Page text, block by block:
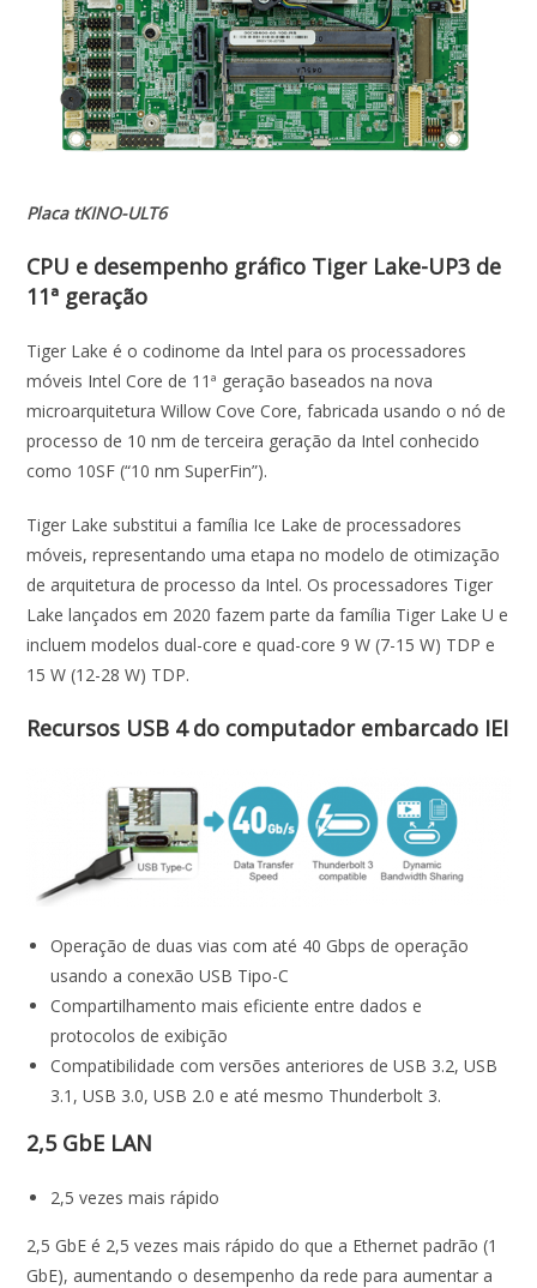
Placa tKINO-ULT6
CPU e desempenho gráfico Tiger Lake-UP3 de
11ª geração
Tiger Lake é o codinome da Intel para os processadores
móveis Intel Core de 11ª geração baseados na nova
microarquitetura Willow Cove Core, fabricada usando o nó de
processo de 10 nm de terceira geração da Intel conhecido
como 10SF (“10 nm SuperFin”).
Tiger Lake substitui a família Ice Lake de processadores
móveis, representando uma etapa no modelo de otimização
de arquitetura de processo da Intel. Os processadores Tiger
Lake lançados em 2020 fazem parte da família Tiger Lake U e
incluem modelos dual-core e quad-core 9 W (7-15 W) TDP e
15 W (12-28 W) TDP.
Recursos USB 4 do computador embarcado IEI
Operação de duas vias com até 40 Gbps de operação
usando a conexão USB Tipo-C
Compartilhamento mais eficiente entre dados e
protocolos de exibição
Compatibilidade com versões anteriores de USB 3.2, USB
3.1, USB 3.0, USB 2.0 e até mesmo Thunderbolt 3.
2,5 GbE LAN
2,5 vezes mais rápido
2,5 GbE é 2,5 vezes mais rápido do que a Ethernet padrão (1
GbE), aumentando o desempenho da rede para aumentar a